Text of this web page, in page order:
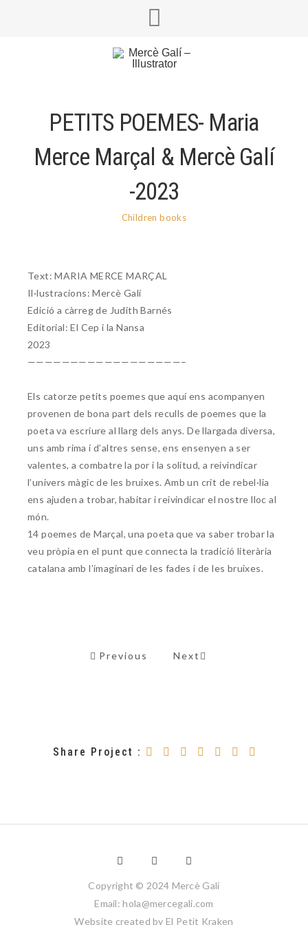
PETITS POEMES- Maria
Merce Marçal & Mercè Galí
-2023
Children books
Text: MARIA MERCE MARÇAL
Il·lustracions: Mercè Galí
Edició a càrreg de Judith Barnés
Editorial: El Cep i la Nansa
2023
——————————————————–
Els catorze petits poemes que aquí ens acompanyen
provenen de bona part dels reculls de poemes que la
poeta va escriure al llarg dels anys. De llargada diversa,
uns amb rima i d’altres sense, ens ensenyen a ser
valentes, a combatre la por i la solitud, a reivindicar
l’univers màgic de les bruixes. Amb un crit de rebel·lia
ens ajuden a trobar, habitar i reivindicar el nostre lloc al
món.
14 poemes de Marçal, una poeta que va saber trobar la
veu pròpia en el punt que connecta la tradició literària
catalana amb l’imaginari de les fades i de les bruixes.
Previous Next
Share Project :
Copyright © 2024 Mercè Galí
Email: hola@mercegali.com
Website created by El Petit Kraken